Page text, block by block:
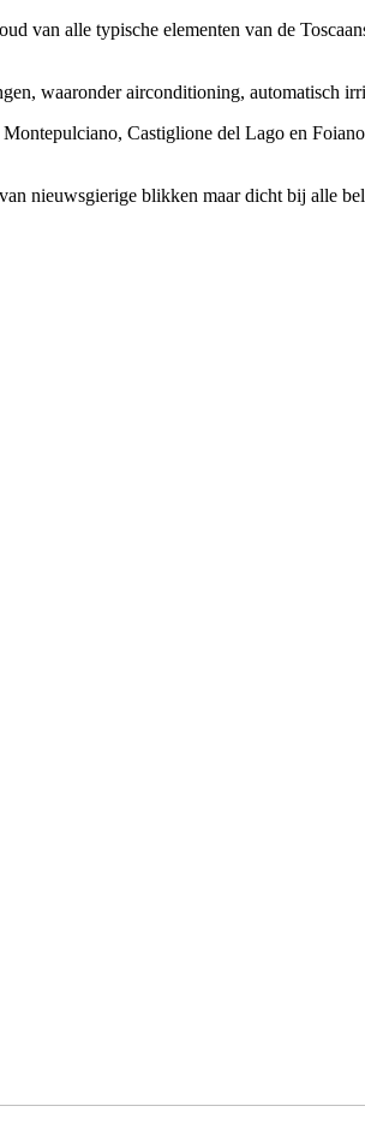
van alle typische elementen van de
waaronder airconditioning, automatisch
Castiglione del Lago en
nieuwsgierige blikken maar dicht bij alle